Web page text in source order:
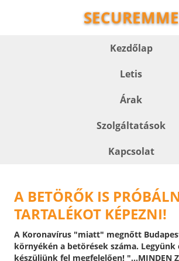
SECUREMME
Kezdőlap
Letis
Árak
Szolgáltatások
Kapcsolat
A BETÖRŐK IS
TARTALÉKOT KÉPEZNI!
A Koronavírus "miatt" megnőtt
környékén a betörések száma.
készüljünk fel megfelelően! "...MINDEN